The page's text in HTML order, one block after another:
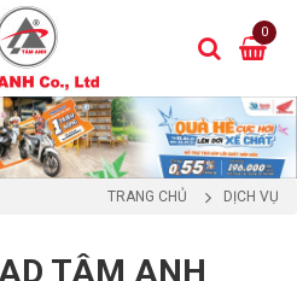
0
TRANG CHỦ DỊCH VỤ
TÂM ANH